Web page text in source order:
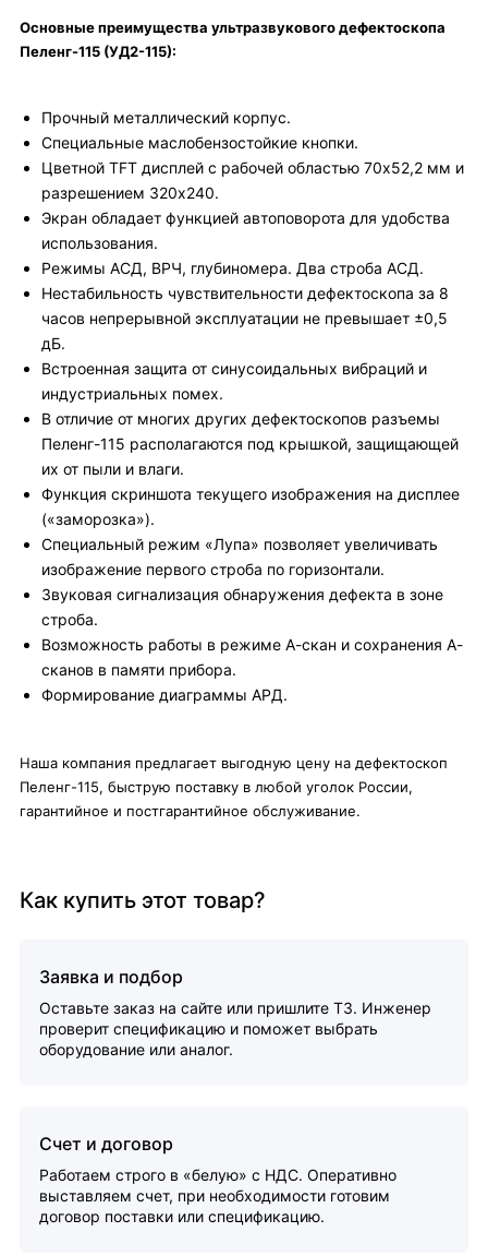
Основные преимущества ультразвукового дефектоскопа
Пеленг-115 (УД2-115):
Прочный металлический корпус.
Специальные маслобензостойкие кнопки.
Цветной TFT дисплей с рабочей областью 70х52,2 мм и
разрешением 320х240.
Экран обладает функцией автоповорота для удобства
использования.
Режимы АСД, ВРЧ, глубиномера. Два строба АСД.
Нестабильность чувствительности дефектоскопа за 8
часов непрерывной эксплуатации не превышает ±0,5
дБ.
Встроенная защита от синусоидальных вибраций и
индустриальных помех.
В отличие от многих других дефектоскопов разъемы
Пеленг-115 располагаются под крышкой, защищающей
их от пыли и влаги.
Функция скриншота текущего изображения на дисплее
(«заморозка»).
Специальный режим «Лупа» позволяет увеличивать
изображение первого строба по горизонтали.
Звуковая сигнализация обнаружения дефекта в зоне
строба.
Возможность работы в режиме А-скан и сохранения А-
сканов в памяти прибора.
Формирование диаграммы АРД.
Наша компания предлагает выгодную цену на дефектоскоп
Пеленг-115, быструю поставку в любой уголок России,
гарантийное и постгарантийное обслуживание.
Как купить этот товар?
Заявка и подбор
Оставьте заказ на сайте или пришлите ТЗ. Инженер
проверит спецификацию и поможет выбрать
оборудование или аналог.
Счет и договор
Работаем строго в «белую» с НДС. Оперативно
выставляем счет, при необходимости готовим
договор поставки или спецификацию.